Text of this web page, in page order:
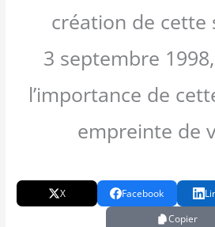
création de cette
3 septembre
l’importance de
empreinte de
X Facebook
Copier